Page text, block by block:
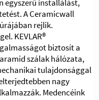
egyszerű installálást,
A Ceramicwall
rejlik.
KEVLAR®
biztosít a
szálak hálózata,
tulajdonsággal
nagy
Medencéink